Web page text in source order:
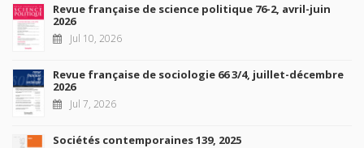
Revue française de science politique 76-2, avril-juin
2026
Jul 10, 2026
Revue française de sociologie 66 3/4, juillet-décembre
2026
Jul 7, 2026
Sociétés contemporaines 139, 2025